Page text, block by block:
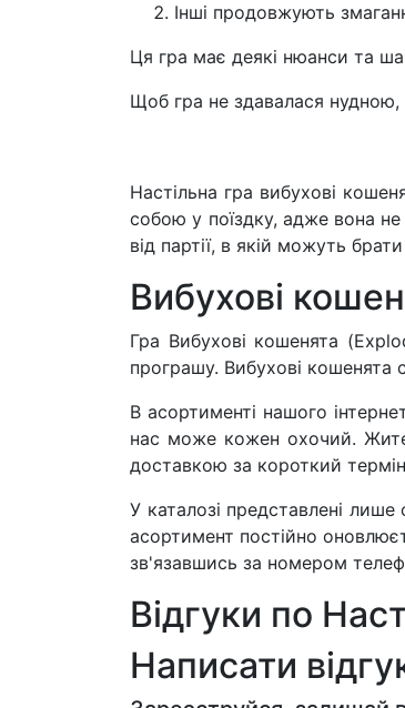
Інші продовжують
Ця гра має деякі нюанси та
Щоб гра не здавалася нудною,
Настільна гра вибухові
собою у поїздку, адже вона
від партії, в якій можуть
Вибухові
Гра Вибухові кошенята
програшу. Вибухові кошенята
В асортименті нашого
нас може кожен охочий.
доставкою за короткий
У каталозі представлені лише
асортимент постійно
зв'язавшись за номером
Відгуки по
Написати